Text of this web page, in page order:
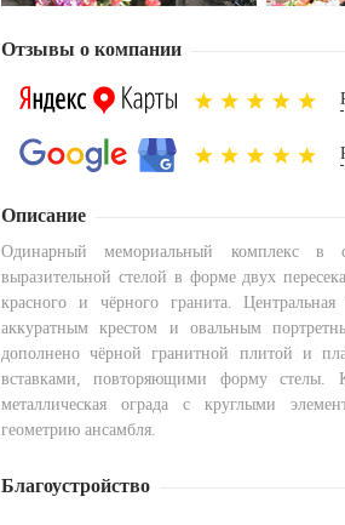
Отзывы о компании
Описание
Одинарный мемориальный комплекс в
выразительной стелой в форме двух
красного и чёрного гранита.
аккуратным крестом и овальным
дополнено чёрной гранитной плитой и
вставками, повторяющими форму стелы.
металлическая ограда с круглыми
геометрию ансамбля.
Благоустройство